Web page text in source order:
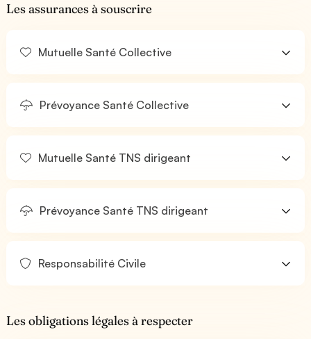
Les assurances à souscrire
Mutuelle Santé Collective
Prévoyance Santé Collective
Mutuelle Santé TNS dirigeant
Prévoyance Santé TNS dirigeant
Responsabilité Civile
Les obligations légales à respecter